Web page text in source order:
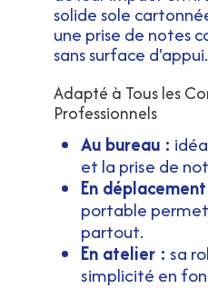
solide sole
une prise de notes
sans surface d'appui.
Adapté à Tous les
Professionnels
Au bureau :
et la prise de
En
portable
partout.
En atelier : sa
simplicité en